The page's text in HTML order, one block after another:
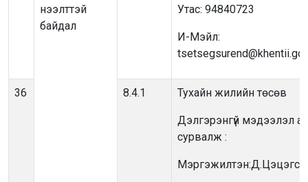
нээлттэй
байдал
Утас: 94840723
И-Мэйл:
36 8.4.1 Тухайн жилийн төсөв
Дэлгэрэнгүй мэдээлэл
сурвалж :